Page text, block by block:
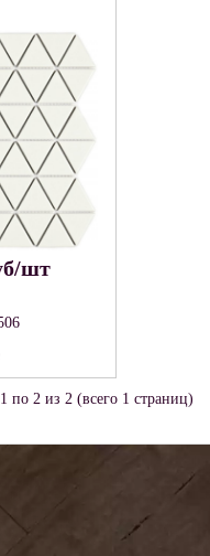
шт
по 2 из 2 (всего 1 страниц)